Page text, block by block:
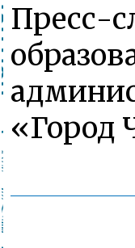
Пресс-
«Город